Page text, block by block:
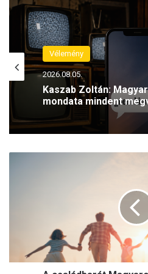
Vélemény
2026.08.05.
Kaszab Zoltán:
mondata mindent
a